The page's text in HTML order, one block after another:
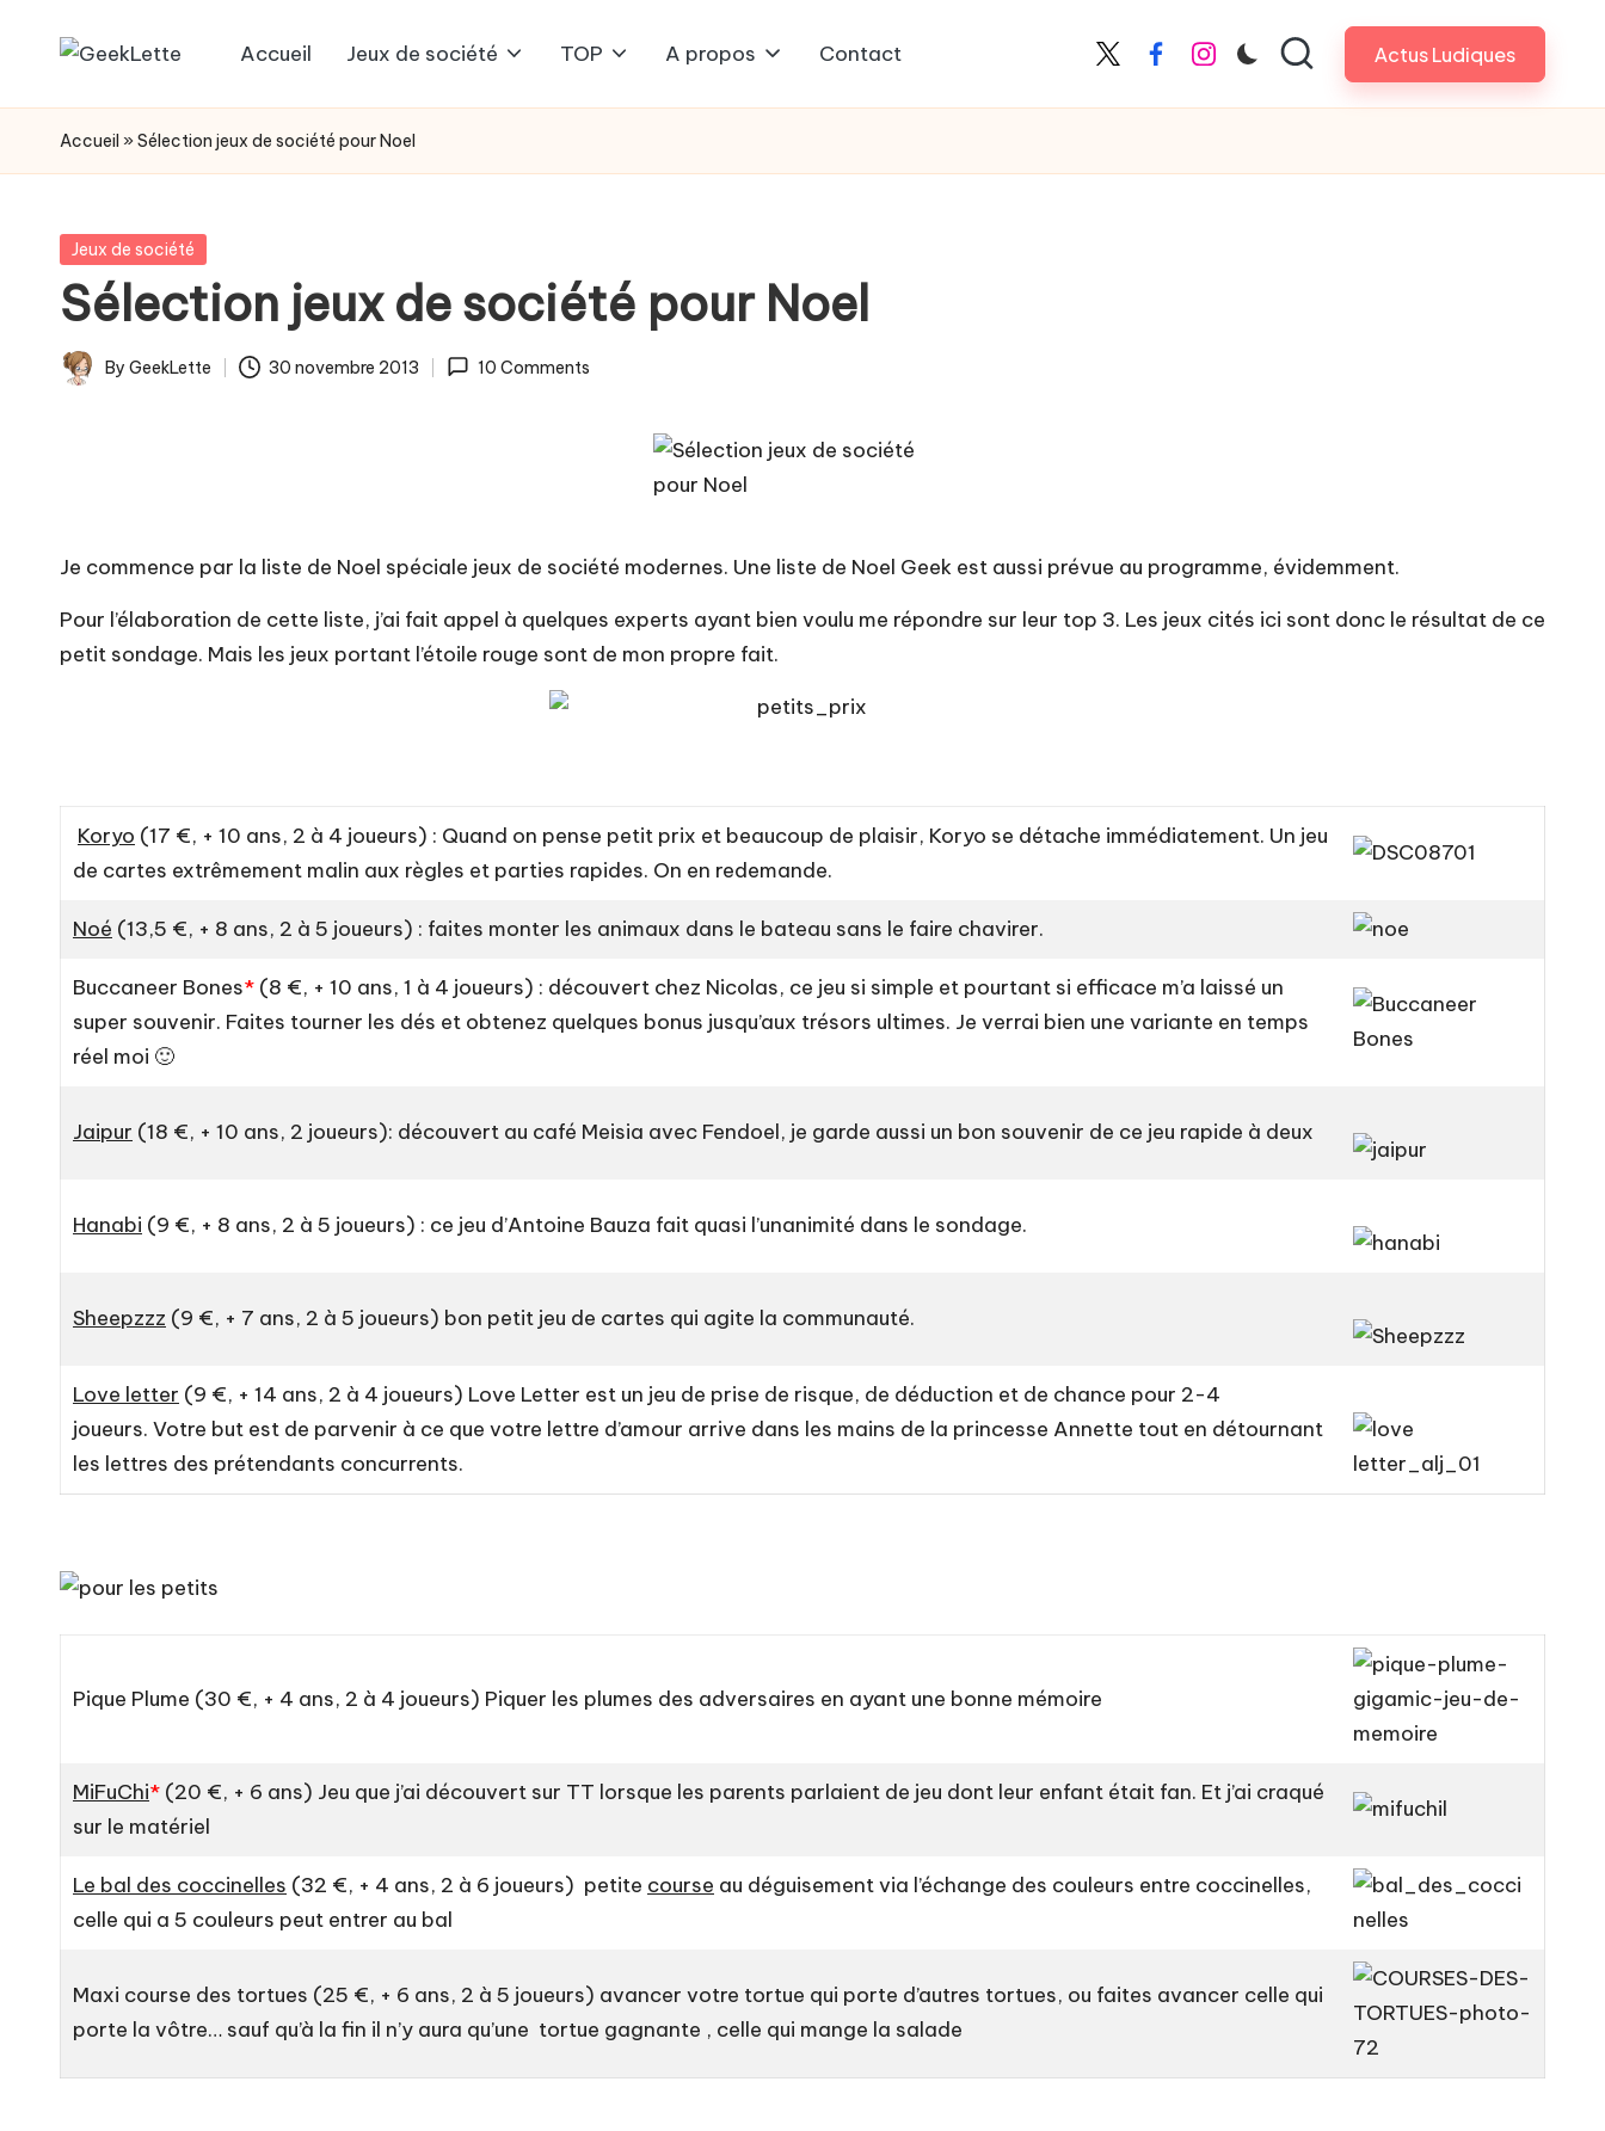
content
G
e
k
L
e
sur
de
société
Accueil Jeux de société TOP A propos Contact X FacebookInstagram Actus Ludiques
Accueil » Sélection jeux de société pour Noel
Posted
Jeux de société
Sélection jeux de société pour Noel
Posted
By GeekLette 30 novembre 2013 10 Comments
Je commence par la liste de Noel spéciale jeux de société modernes. Une liste de Noel Geek est aussi prévue au programme, évidemment.
Pour l’élaboration de cette liste, j’ai fait appel à quelques experts ayant bien voulu me répondre sur leur top 3. Les jeux cités ici sont donc le résultat de ce
petit sondage. Mais les jeux portant l’étoile rouge sont de mon propre fait.
Koryo (17 €, + 10 ans, 2 à 4 joueurs) : Quand on pense petit prix et beaucoup de plaisir, Koryo se détache immédiatement. Un jeu
de cartes extrêmement malin aux règles et parties rapides. On en redemande.
Noé (13,5 €, + 8 ans, 2 à 5 joueurs) : faites monter les animaux dans le bateau sans le faire chavirer.
Buccaneer Bones* (8 €, + 10 ans, 1 à 4 joueurs) : découvert chez Nicolas, ce jeu si simple et pourtant si efficace m’a laissé un
super souvenir. Faites tourner les dés et obtenez quelques bonus jusqu’aux trésors ultimes. Je verrai bien une variante en temps
réel moi 🙂
Jaipur (18 €, + 10 ans, 2 joueurs): découvert au café Meisia avec Fendoel, je garde aussi un bon souvenir de ce jeu rapide à deux
Hanabi (9 €, + 8 ans, 2 à 5 joueurs) : ce jeu d’Antoine Bauza fait quasi l’unanimité dans le sondage.
Sheepzzz (9 €, + 7 ans, 2 à 5 joueurs) bon petit jeu de cartes qui agite la communauté.
Love letter (9 €, + 14 ans, 2 à 4 joueurs) Love Letter est un jeu de prise de risque, de déduction et de chance pour 2-4
joueurs. Votre but est de parvenir à ce que votre lettre d’amour arrive dans les mains de la princesse Annette tout en détournant
les lettres des prétendants concurrents.
Pique Plume (30 €, + 4 ans, 2 à 4 joueurs) Piquer les plumes des adversaires en ayant une bonne mémoire
MiFuChi* (20 €, + 6 ans) Jeu que j’ai découvert sur TT lorsque les parents parlaient de jeu dont leur enfant était fan. Et j’ai craqué
sur le matériel
Le bal des coccinelles (32 €, + 4 ans, 2 à 6 joueurs) petite course au déguisement via l’échange des couleurs entre coccinelles,
celle qui a 5 couleurs peut entrer au bal
Maxi course des tortues (25 €, + 6 ans, 2 à 5 joueurs) avancer votre tortue qui porte d’autres tortues, ou faites avancer celle qui
porte la vôtre… sauf qu’à la fin il n’y aura qu’une tortue gagnante , celle qui mange la salade